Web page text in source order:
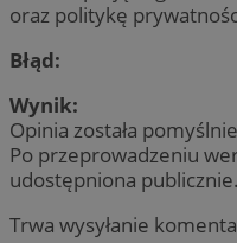
oraz politykę
Błąd:
Wynik:
Opinia została
Po przeprowadzeniu
udostępniona publicznie.
Trwa wysyłanie